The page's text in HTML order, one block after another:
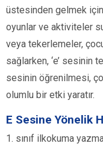
üstesinden gelmek
oyunlar ve aktiviteler
veya tekerlemeler,
sağlarken, ‘e’ sesinin
sesinin öğrenilmesi,
olumlu bir etki yaratır.
E Sesine Yönelik
1. sınıf ilkokuma